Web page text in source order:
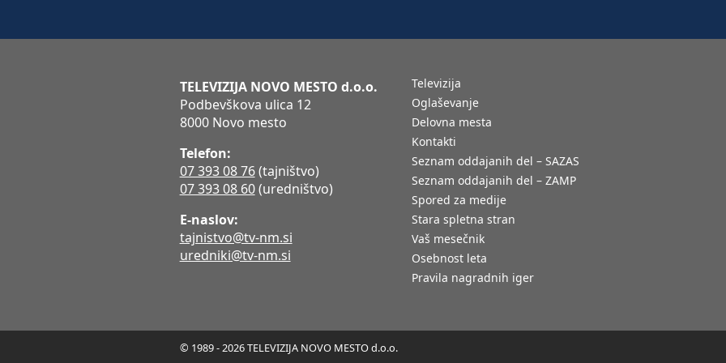
TELEVIZIJA NOVO MESTO d.o.o.
Podbevškova ulica 12
8000 Novo mesto
Telefon:
07 393 08 76(tajništvo)
07 393 08 60(uredništvo)
E-naslov:
tajnistvo@tv-nm.si
uredniki@tv-nm.si
Televizija
Oglaševanje
Delovna mesta
Kontakti
Seznam oddajanih del – SAZAS
Seznam oddajanih del – ZAMP
Spored za medije
Stara spletna stran
Vaš mesečnik
Osebnost leta
Pravila nagradnih iger
© 1989 - 2026 TELEVIZIJA NOVO MESTO d.o.o.